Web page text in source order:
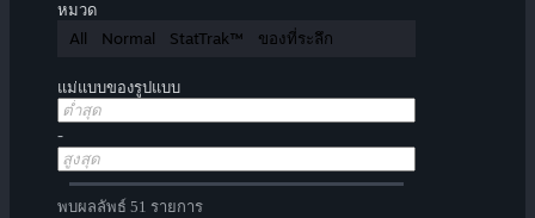
หมวด
All Normal StatTrak™ ของที่ระลึก
แม่แบบของรูปแบบ
-
พบผลลัพธ์ 51 รายการ